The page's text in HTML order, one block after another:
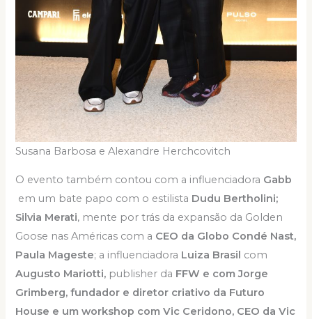
Susana Barbosa e Alexandre Herchcovitch
O evento também contou com a influenciadora Gabb
em um bate papo com o estilista Dudu Bertholini;
Silvia Merati, mente por trás da expansão da Golden
Goose nas Américas com a CEO da Globo Condé Nast,
Paula Mageste; a influenciadora Luiza Brasil com
Augusto Mariotti, publisher da FFW e com Jorge
Grimberg, fundador e diretor criativo da Futuro
House e um workshop com Vic Ceridono, CEO da Vic